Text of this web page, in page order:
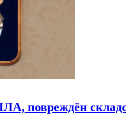
повреждён